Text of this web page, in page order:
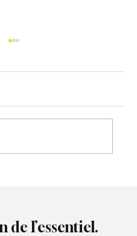
de l’essentiel.